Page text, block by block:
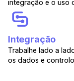
integração e o uso
Integração
Trabalhe lado a
os dados e